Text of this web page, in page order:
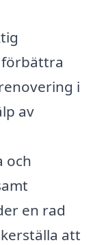
i
av
och
en rad
att